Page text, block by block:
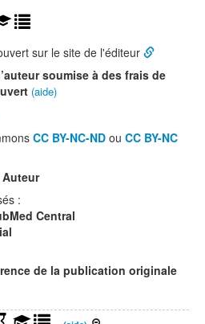
sur le site de l'éditeur
soumise à des frais de
(aide)
CC BY-NC-ND ou CC BY-NC
Auteur
:
Central
de la publication originale